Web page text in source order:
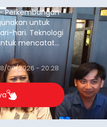
Perkembangan
untuk
hari. Teknologi
mencatat
dari suatu
SMA 1
08/2026 - 20:28